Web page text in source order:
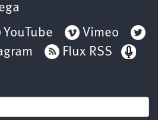
YouTube
Vimeo
Flux RSS